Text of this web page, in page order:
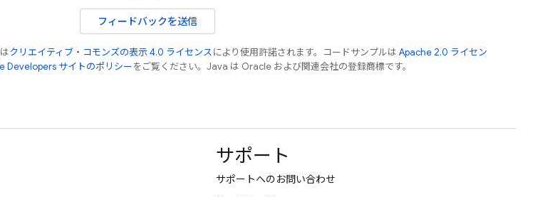
フィードバックを送信
クリエイティブ・コモンズの表示 4.0 ライセンスにより使用許諾されます。コードサンプルは Apache 2.0 ライセン
Developers サイトのポリシーをご覧ください。Java は Oracle および関連会社の登録商標です。
サポート
サポートへのお問い合わせ